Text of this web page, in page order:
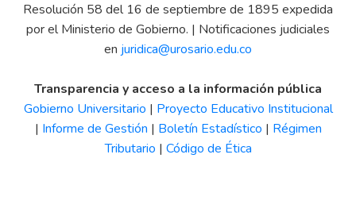
Resolución 58 del 16 de septiembre de 1895 expedida
por el Ministerio de Gobierno. | Notificaciones judiciales
en juridica@urosario.edu.co
Transparencia y acceso a la información pública
Gobierno Universitario | Proyecto Educativo Institucional
| Informe de Gestión | Boletín Estadístico | Régimen
Tributario | Código de Ética